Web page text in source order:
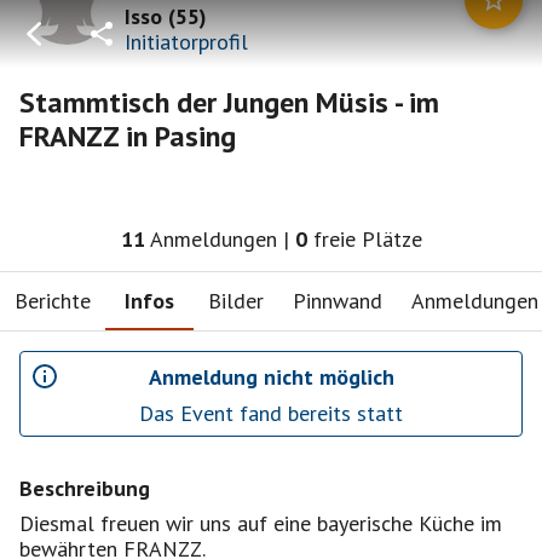
Isso(55)
Initiatorprofil
Stammtisch der Jungen Müsis - im
FRANZZ in Pasing
11 Anmeldungen | 0 freie Plätze
Berichte Infos Bilder Pinnwand Anmeldungen
Anmeldung nicht möglich
Das Event fand bereits statt
Beschreibung
Diesmal freuen wir uns auf eine bayerische Küche im